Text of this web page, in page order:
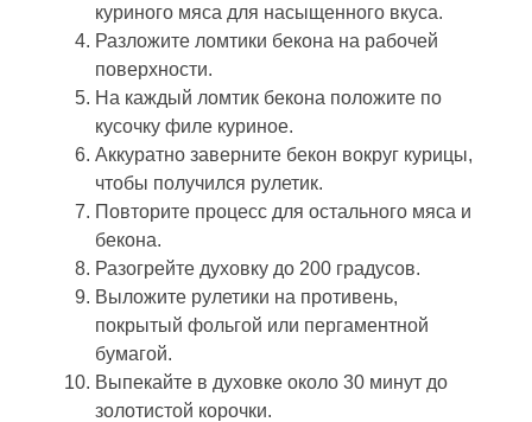
куриного мяса для насыщенного вкуса.
Разложите ломтики бекона на рабочей
поверхности.
На каждый ломтик бекона положите по
кусочку филе куриное.
Аккуратно заверните бекон вокруг курицы,
чтобы получился рулетик.
Повторите процесс для остального мяса и
бекона.
Разогрейте духовку до 200 градусов.
Выложите рулетики на противень,
покрытый фольгой или пергаментной
бумагой.
Выпекайте в духовке около 30 минут до
золотистой корочки.